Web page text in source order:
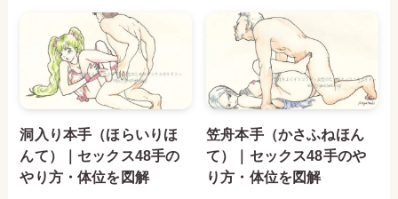
洞入り本手（ほらいりほ
んて）｜セックス48手の
やり方・体位を図解
笠舟本手（かさふねほん
て）｜セックス48手のや
り方・体位を図解